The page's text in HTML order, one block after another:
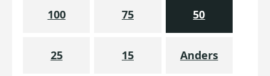
100 75 50
25 15 Anders